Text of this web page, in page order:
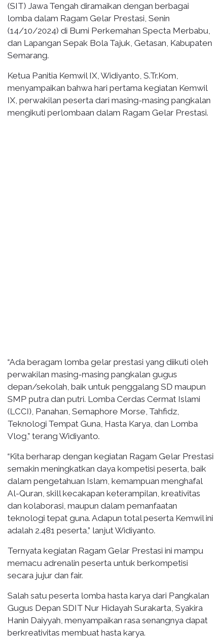
(SIT) Jawa Tengah diramaikan dengan berbagai
lomba dalam Ragam Gelar Prestasi, Senin
(14/10/2024) di Bumi Perkemahan Specta Merbabu,
dan Lapangan Sepak Bola Tajuk, Getasan, Kabupaten
Semarang.
Ketua Panitia Kemwil IX, Widiyanto, S.Tr.Kom,
menyampaikan bahwa hari pertama kegiatan Kemwil
IX, perwakilan peserta dari masing-masing pangkalan
mengikuti perlombaan dalam Ragam Gelar Prestasi.
“Ada beragam lomba gelar prestasi yang diikuti oleh
perwakilan masing-masing pangkalan gugus
depan/sekolah, baik untuk penggalang SD maupun
SMP putra dan putri. Lomba Cerdas Cermat Islami
(LCCI), Panahan, Semaphore Morse, Tahfidz,
Teknologi Tempat Guna, Hasta Karya, dan Lomba
Vlog,” terang Widiyanto.
“Kita berharap dengan kegiatan Ragam Gelar Prestasi
semakin meningkatkan daya kompetisi peserta, baik
dalam pengetahuan Islam, kemampuan menghafal
Al-Quran, skill kecakapan keterampilan, kreativitas
dan kolaborasi, maupun dalam pemanfaatan
teknologi tepat guna. Adapun total peserta Kemwil ini
adalah 2.481 peserta,” lanjut Widiyanto.
Ternyata kegiatan Ragam Gelar Prestasi ini mampu
memacu adrenalin peserta untuk berkompetisi
secara jujur dan fair.
Salah satu peserta lomba hasta karya dari Pangkalan
Gugus Depan SDIT Nur Hidayah Surakarta, Syakira
Hanin Daiyyah, menyampaikan rasa senangnya dapat
berkreativitas membuat hasta karya.